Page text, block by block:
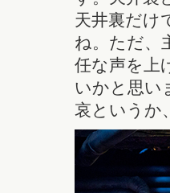
天井裏だけ
ね。ただ、
任な声を上
いかと思い
哀というか